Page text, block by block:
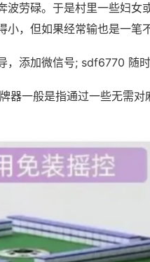
波劳碌。于是村里一些妇女
，但如果经常输也是一笔
添加微信号; sdf6770 随时
器一般是指通过一些无需